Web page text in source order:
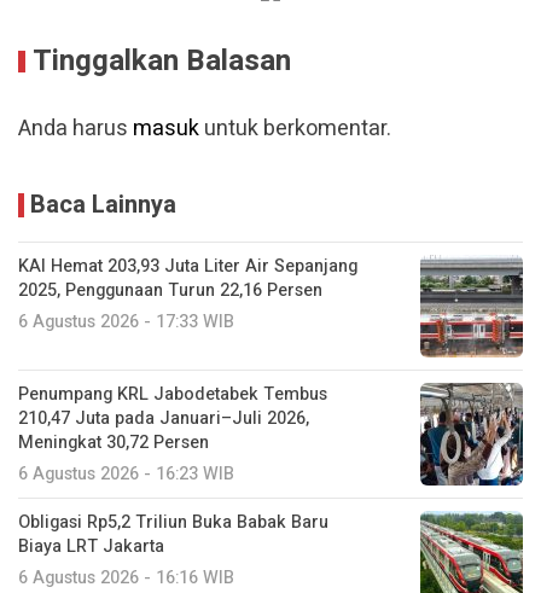
Tinggalkan Balasan
Anda harus masukuntuk berkomentar.
Baca Lainnya
KAI Hemat 203,93 Juta Liter Air Sepanjang
2025, Penggunaan Turun 22,16 Persen
6 Agustus 2026 - 17:33 WIB
Penumpang KRL Jabodetabek Tembus
210,47 Juta pada Januari–Juli 2026,
Meningkat 30,72 Persen
6 Agustus 2026 - 16:23 WIB
Obligasi Rp5,2 Triliun Buka Babak Baru
Biaya LRT Jakarta
6 Agustus 2026 - 16:16 WIB